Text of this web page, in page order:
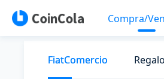
Compra/
FiatComercio Regalo